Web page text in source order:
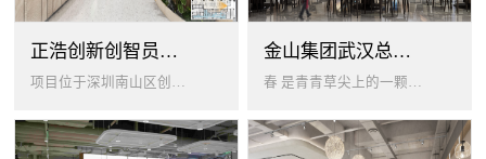
正浩创新创智员工餐厅
项目位于深圳南山区创智云城，服务正浩企业全体员工及来访亲友，总建筑面积 1537㎡，室内座位 450 座、室外休闲外摆 ...
金山集团武汉总部员工食堂设计
春 是青青草尖上的一颗露珠夏 是粼波湖面中倒映的晚霞秋 是宁静山谷里的一片落叶冬 是白雪中屹立不倒的松柏... ...0...